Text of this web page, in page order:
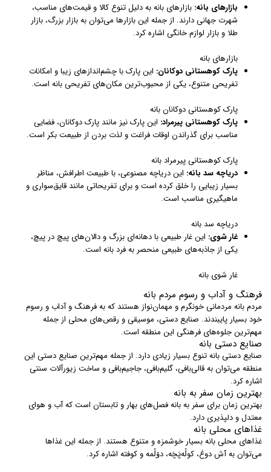
بازارهای بانه: بازارهای بانه به دلیل تنوع کالا و قیمت‌های مناسب،
شهرت جهانی دارند. از جمله این بازارها می‌توان به بازار بزرگ، بازار
طلا و بازار لوازم خانگی اشاره کرد.
بازارهای بانه
پارک کوهستانی دوکانان: این پارک با چشم‌اندازهای زیبا و امکانات
تفریحی متنوع، یکی از محبوب‌ترین مکان‌های تفریحی بانه است.
پارک کوهستانی دوکانان بانه
پارک کوهستانی پیرمراد: این پارک نیز مانند پارک دوکانان، فضایی
مناسب برای گذراندن اوقات فراغت و لذت بردن از طبیعت بکر است.
پارک کوهستانی پیرمراد بانه
دریاچه سد بانه: این دریاچه مصنوعی، با طبیعت اطرافش، مناظر
بسیار زیبایی را خلق کرده است و برای تفریحاتی مانند قایق‌سواری و
ماهیگیری مناسب است.
دریاچه سد بانه
غار شوی: این غار طبیعی با دهانه‌ای بزرگ و دالان‌های پیچ در پیچ،
یکی از جاذبه‌های طبیعی منحصر به فرد بانه است.
غار شوی بانه
فرهنگ و آداب و رسوم مردم بانه
مردم بانه مردمانی خونگرم و مهمان‌نواز هستند که به فرهنگ و آداب و رسوم
خود بسیار پایبندند. صنایع دستی، موسیقی و رقص‌های محلی از جمله
مهم‌ترین جلوه‌های فرهنگی این منطقه است.
صنایع دستی بانه
صنایع دستی بانه تنوع بسیار زیادی دارد. از جمله مهم‌ترین صنایع دستی این
منطقه می‌توان به قالی‌بافی، گلیم‌بافی، جاجیم‌بافی و ساخت زیورآلات سنتی
اشاره کرد.
بهترین زمان سفر به بانه
بهترین زمان برای سفر به بانه فصل‌های بهار و تابستان است که آب و هوای
معتدل و دلپذیری دارد.
غذاهای محلی بانه
غذاهای محلی بانه بسیار خوشمزه و متنوع هستند. از جمله این غذاها
می‌توان به آش دوغ، کوڵه‌پَچَه، دۆڵمە و کوفته اشاره کرد.